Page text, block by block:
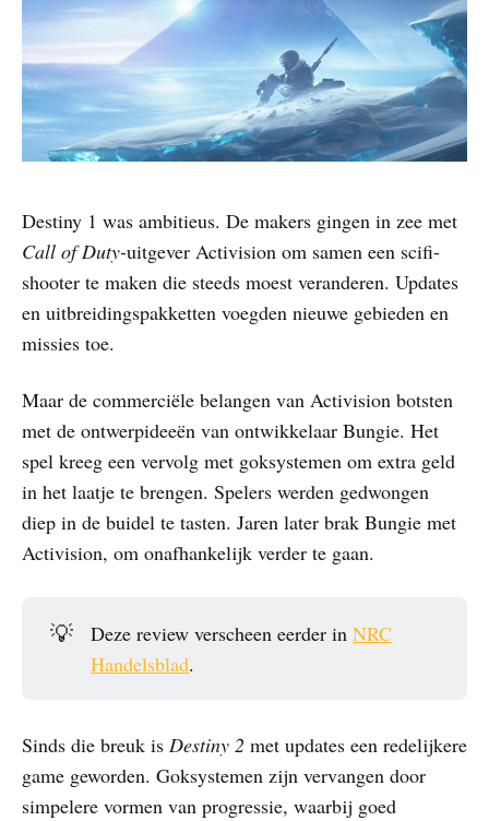
Destiny 1 was ambitieus. De makers gingen in zee met
Call of Duty-uitgever Activision om samen een scifi-
shooter te maken die steeds moest veranderen. Updates
en uitbreidingspakketten voegden nieuwe gebieden en
missies toe.
Maar de commerciële belangen van Activision botsten
met de ontwerpideeën van ontwikkelaar Bungie. Het
spel kreeg een vervolg met goksystemen om extra geld
in het laatje te brengen. Spelers werden gedwongen
diep in de buidel te tasten. Jaren later brak Bungie met
Activision, om onafhankelijk verder te gaan.
💡 Deze review verscheen eerder inNRC
Handelsblad.
Sinds die breuk is Destiny 2 met updates een redelijkere
game geworden. Goksystemen zijn vervangen door
simpelere vormen van progressie, waarbij goed